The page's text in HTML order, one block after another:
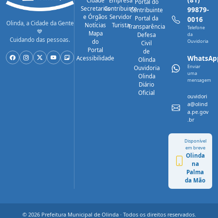
Olinda, a Cidade da Gente
💙
Cuidando das pessoas.
Secretarias
e Órgãos
Notícias
Mapa
do
Portal
Acessibilidade
Contribuinte
Servidor
Turista
Portal do
Contribuinte
Portal da
Transparência
Defesa
Civil
de
Olinda
Ouvidoria
Olinda
Diário
Oficial
99879-
0016
Telefone
da
Ouvidoria
Enviar
uma
mensagem
ouvidori
a@olind
a.pe.gov
.br
Disponível
em breve
Olinda
na
Palma
da Mão
© 2026 Prefeitura Municipal de Olinda · Todos os direitos reservados.